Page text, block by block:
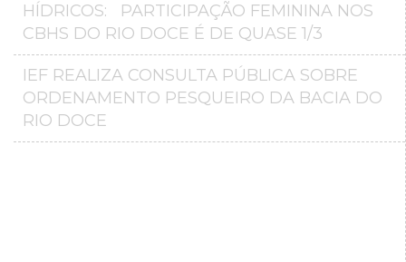
HÍDRICOS: PARTICIPAÇÃO FEMININA NOS
CBHS DO RIO DOCE É DE QUASE 1/3
IEF REALIZA CONSULTA PÚBLICA SOBRE
ORDENAMENTO PESQUEIRO DA BACIA DO
RIO DOCE